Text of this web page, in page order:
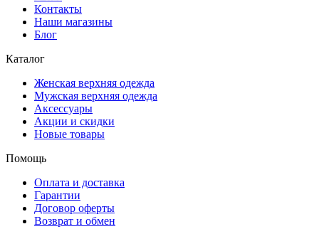
Контакты
Наши магазины
Блог
Каталог
Женская верхняя одежда
Мужская верхняя одежда
Аксессуары
Акции и скидки
Новые товары
Помощь
Оплата и доставка
Гарантии
Договор оферты
Возврат и обмен